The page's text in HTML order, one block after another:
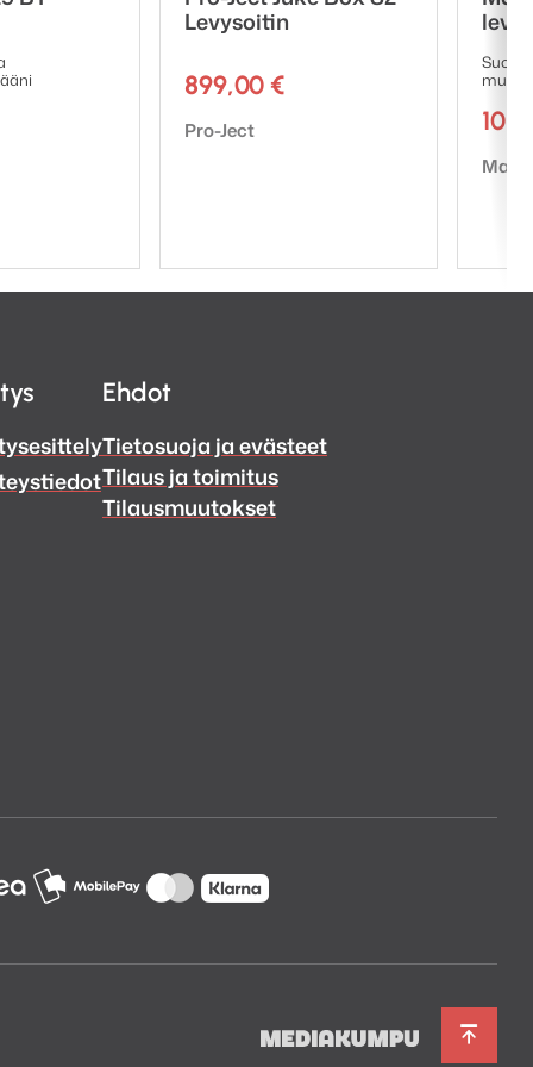
Levysoitin
899,00 €
Tuotemerkki:
Pro-Ject
Ehdot
Tietosuoja ja evästeet
Tilaus ja toimitus
Tilausmuutokset